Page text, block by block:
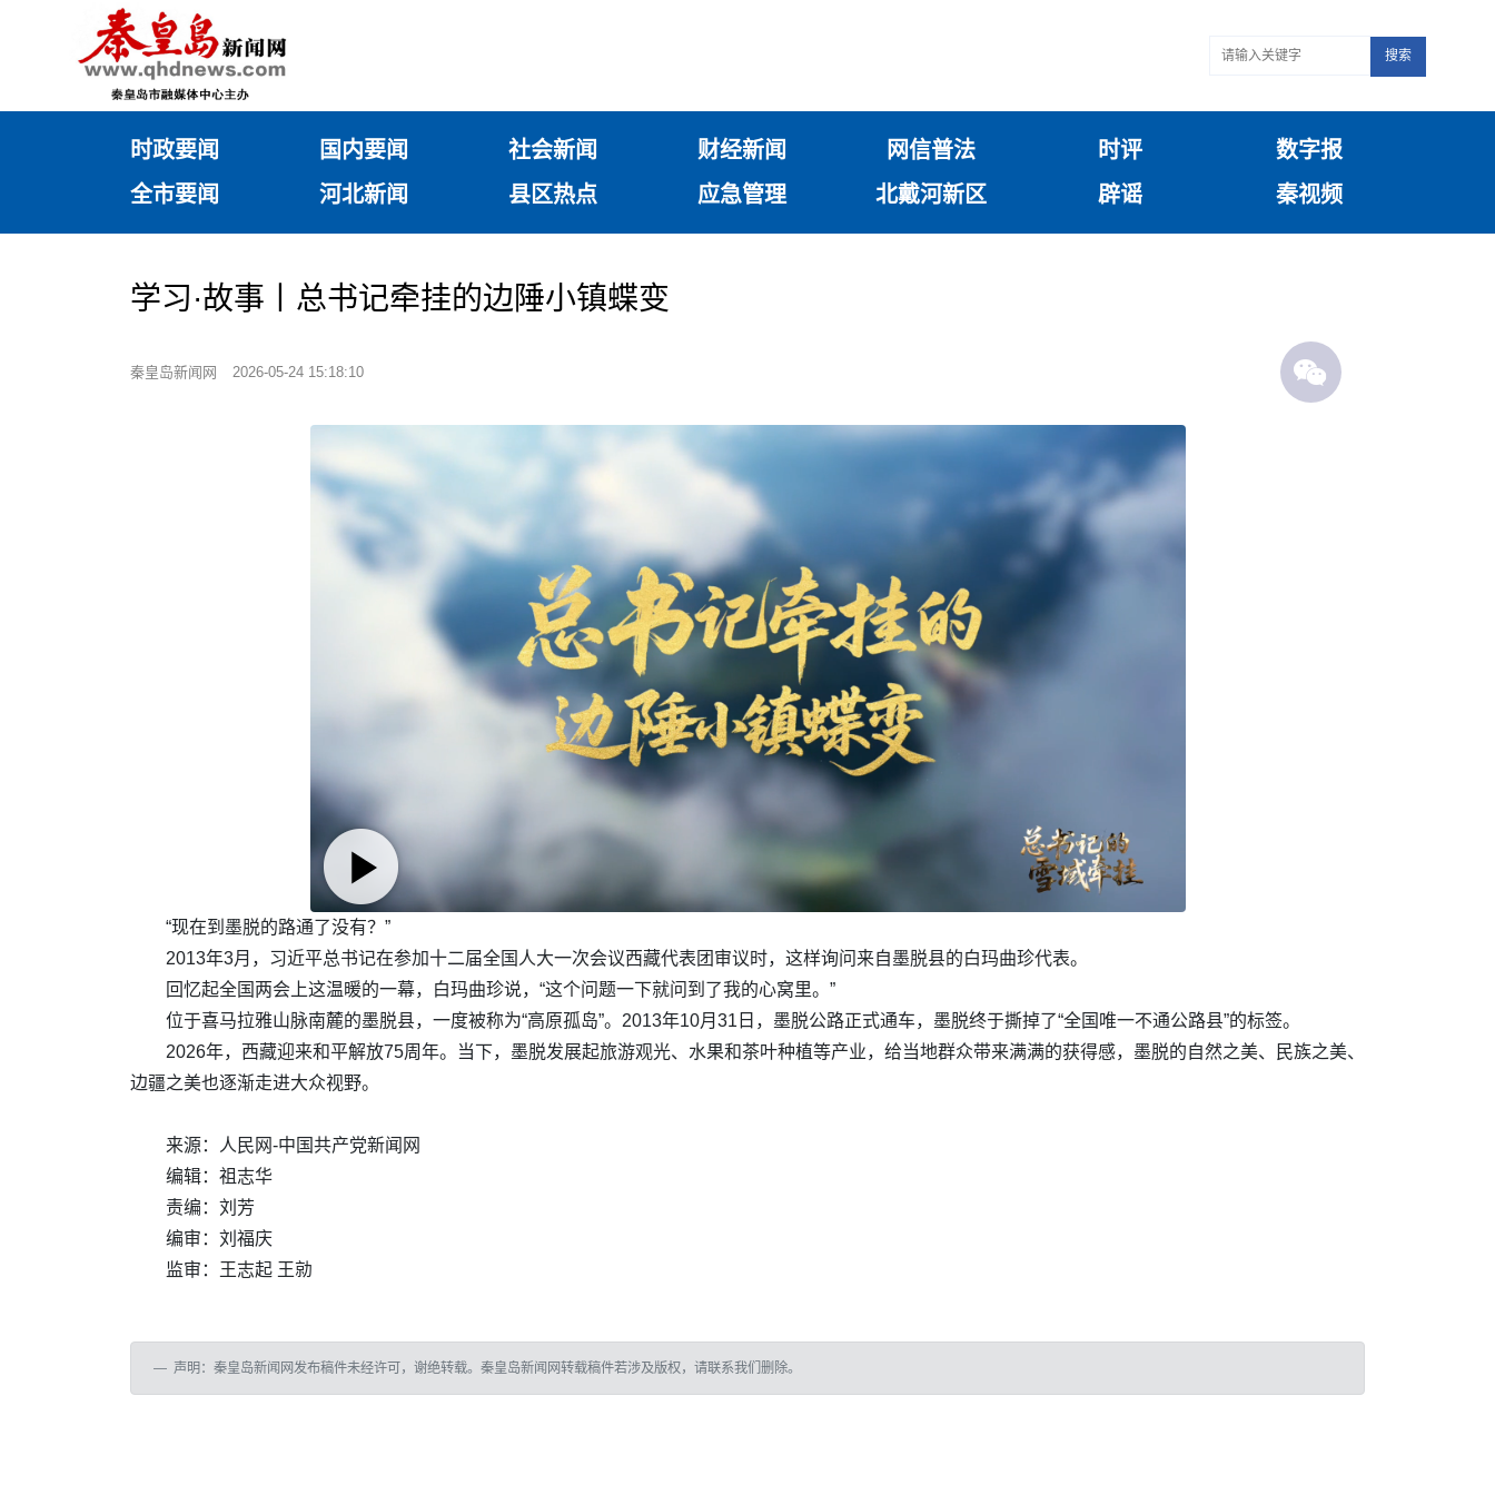
搜索
时政要闻 国内要闻 社会新闻 财经新闻 网信普法 时评
数字报
全市要闻
河北新闻 县区热点 应急管理 北戴河新区 辟谣 秦视频
学习·故事丨总书记牵挂的边陲小镇蝶变
秦皇岛新闻网 2026-05-24 15:18:10
“现在到墨脱的路通了没有？”
2013年3月，习近平总书记在参加十二届全国人大一次会议西藏代表团审议时，这样询问来自墨脱县的白玛曲珍代表。
回忆起全国两会上这温暖的一幕，白玛曲珍说，“这个问题一下就问到了我的心窝里。”
位于喜马拉雅山脉南麓的墨脱县，一度被称为“高原孤岛”。2013年10月31日，墨脱公路正式通车，墨脱终于撕掉了“全国唯一不通公路县”的标签。
2026年，西藏迎来和平解放75周年。当下，墨脱发展起旅游观光、水果和茶叶种植等产业，给当地群众带来满满的获得感，墨脱的自然之美、民族之美、
边疆之美也逐渐走进大众视野。
来源：人民网-中国共产党新闻网
编辑：祖志华
责编：刘芳
编审：刘福庆
监审：王志起 王勍
声明：秦皇岛新闻网发布稿件未经许可，谢绝转载。秦皇岛新闻网转载稿件若涉及版权，请联系我们删除。